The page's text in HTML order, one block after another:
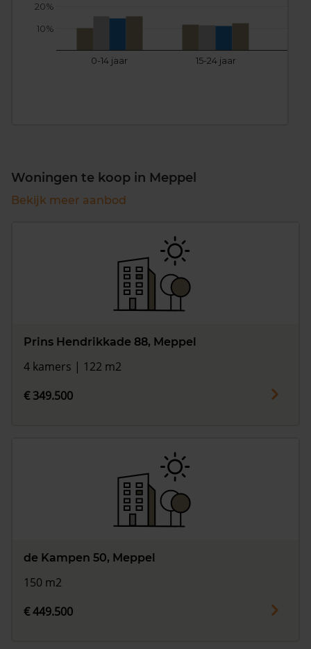
0-14 jaar 15-24 jaar
10%
20%
Woningen te koop in Meppel
Bekijk meer aanbod
Prins Hendrikkade 88, Meppel
4 kamers | 122 m2
€ 349.500
de Kampen 50, Meppel
150 m2
€ 449.500